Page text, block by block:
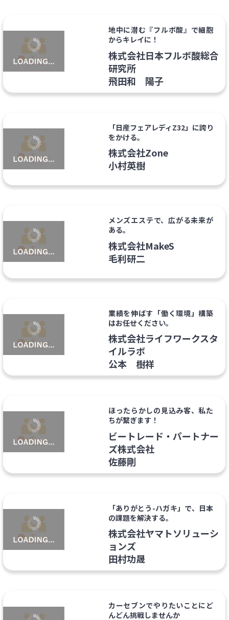
地中に潜む『フルボ酸』で細胞
からキレイに！
株式会社日本フルボ酸総合
研究所
飛田和 陽子
「日産フェアレディZ32」に誇り
をかける。
株式会社Zone
小村英樹
メンズエステで、広がる未来が
ある。
株式会社MakeS
毛利研二
業績を伸ばす「働く環境」構築
はお任せください。
株式会社ライフワークスタ
イルラボ
公本 樹祥
ほったらかしの見込み客、私た
ちが繋ぎます！
ビートレード・パートナー
ズ株式会社
佐藤剛
「ありがとう-ハガキ」で、日本
の課題を解決する。
株式会社ヤマトソリューシ
ョンズ
田村功晟
カーセブンでやりたいことにど
んどん挑戦しませんか